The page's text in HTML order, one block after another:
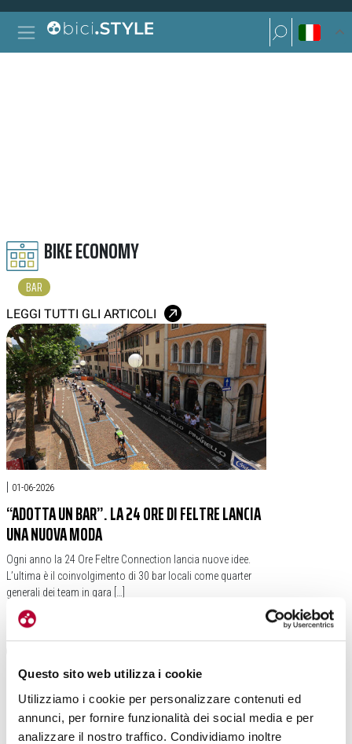
Questo sito web utilizza i cookie
Utilizziamo i cookie per personalizzare contenuti ed
annunci, per fornire funzionalità dei social media e per
analizzare il nostro traffico. Condividiamo inoltre
Vai al contenuto
Navigazione principale
Ricerca per:
Ricerca per:
BIKE ECONOMY
BAR
LEGGI TUTTI GLI ARTICOLI
| 01-06-2026
“ADOTTA UN BAR”. LA 24 ORE DI FELTRE LANCIA
UNA NUOVA MODA
Ogni anno la 24 Ore Feltre Connection lancia nuove idee.
L’ultima è il coinvolgimento di 30 bar locali come quarter
generali dei team in gara […]
#24 ORE DI FELTRE